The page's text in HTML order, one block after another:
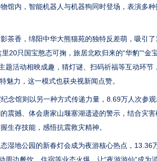
馆内，智能机器人与机器狗同时登场，表演多
香，绵阳中华大熊猫苑的独特反差萌，吸引了
20只国宝憨态可掬，旅居北欧归来的“华豹”“金
题活动相映成趣，猜灯谜、扫码祈福等互动环节
魅力，这一模式也获央视新闻点赞。
馆则以另一种方式传递力量，8.69万人次参观
震撼、体会唐家山堰塞湖遗迹的警示，结合灾
生存技能，感悟抗震救灾精神。
地公园的新春灯会成为夜游核心热点，13.36万